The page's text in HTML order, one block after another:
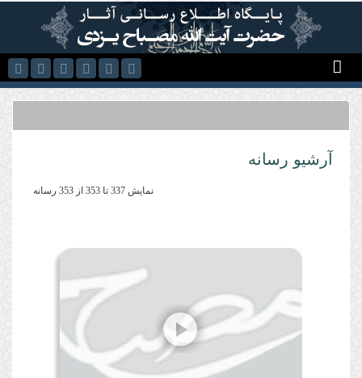
رفتن به محتوای اصلی
آرشیو رسانه
نمایش 337 تا 353 از 353 رسانه